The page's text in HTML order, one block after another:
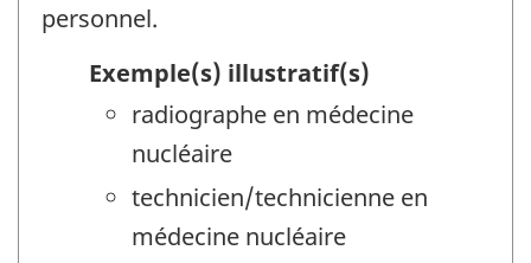
personnel.
Exemple(s) illustratif(s)
radiographe en médecine
nucléaire
technicien/technicienne en
médecine nucléaire